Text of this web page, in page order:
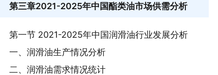
第三章2021-2025年中国酯类油市场供需分析
第一节 2021-2025年中国润滑油行业发展分析
一、润滑油生产情况分析
二、润滑油需求情况统计